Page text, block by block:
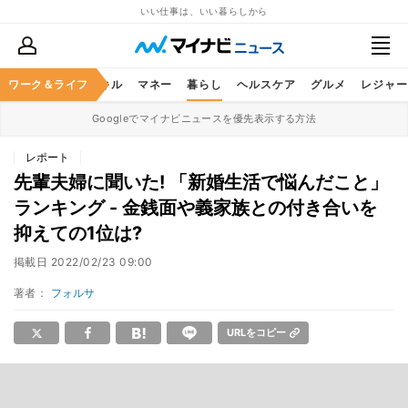
いい仕事は、いい暮らしから
ワーク＆ライフ
ア ビジネススキル マネー 暮らし ヘルスケア グルメ レジャー
Googleでマイナビニュースを優先表示する方法
レポート
先輩夫婦に聞いた! 「新婚生活で悩んだこと」
ランキング - 金銭面や義家族との付き合いを
抑えての1位は?
掲載日 2022/02/23 09:00
著者： フォルサ
URLをコピー